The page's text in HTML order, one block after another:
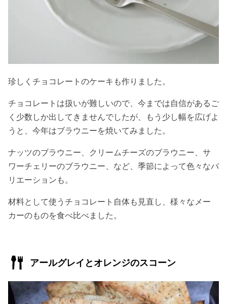
珍しくチョコレートのケーキも作りました。
チョコレートは扱いが難しいので、今までは自信があるご
く少数しか出してきませんでしたが、もう少し幅を広げよ
うと、今年はブラウニーを焼いてみました。
ナッツのブラウニー、クリームチーズのブラウニー、サ
ワーチェリーのブラウニー、など、季節によって色々なバ
リエーションも。
材料として使うチョコレート自体も見直し、様々なメー
カーのものを食べ比べました。
アールグレイとオレンジのスコーン